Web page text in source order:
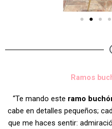
Ramos
“Te mando este ramo
cabe en detalles pequeños;
que me haces sentir: